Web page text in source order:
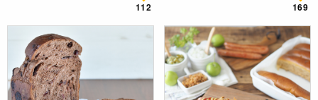
112 169